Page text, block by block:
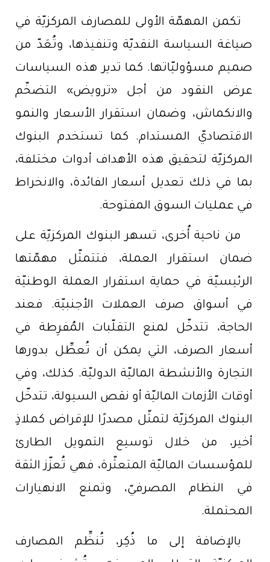
تكمن المهمّة الأولى للمصارف المركزيّة في
صياغة السياسة النقديّة وتنفيذها، وتُعَدّ من
صميم مسؤوليّاتها. كما تدير هذه السياسات
عرض النقود من أجل «ترويض» التضخّم
والانكماش، وضمان استقرار الأسعار والنمو
الاقتصاديّ المستدام. كما تستخدم البنوك
المركزيّة لتحقيق هذه الأهداف أدوات مختلفة،
بما في ذلك تعديل أسعار الفائدة، والانخراط
في عمليات السوق المفتوحة.
من ناحية أُخرى، تسهر البنوك المركزيّة على
ضمان استقرار العملة، فتتمثّل مهمّتها
الرئيسيّة في حماية استقرار العملة الوطنيّة
في أسواق صرف العملات الأجنبيّة. فعند
الحاجة، تتدخّل لمنع التقلّبات المُفرِطة في
أسعار الصرف، التي يمكن أن تُعطِّل بدورها
التجارة والأنشطة الماليّة الدوليّة. كذلك، وفي
أوقات الأزمات الماليّة أو نقص السيولة، تتدخّل
البنوك المركزيّة لتمثّل مصدرًا للإقراض كملاذٍ
أخير، من خلال توسيع التمويل الطارئ
للمؤسسات الماليّة المتعثّرة، فهي تُعزّز الثقة
في النظام المصرفيّ، وتمنع الانهيارات
المحتملة.
بالإضافة إلى ما ذُكِر، تُنظِّم المصارف